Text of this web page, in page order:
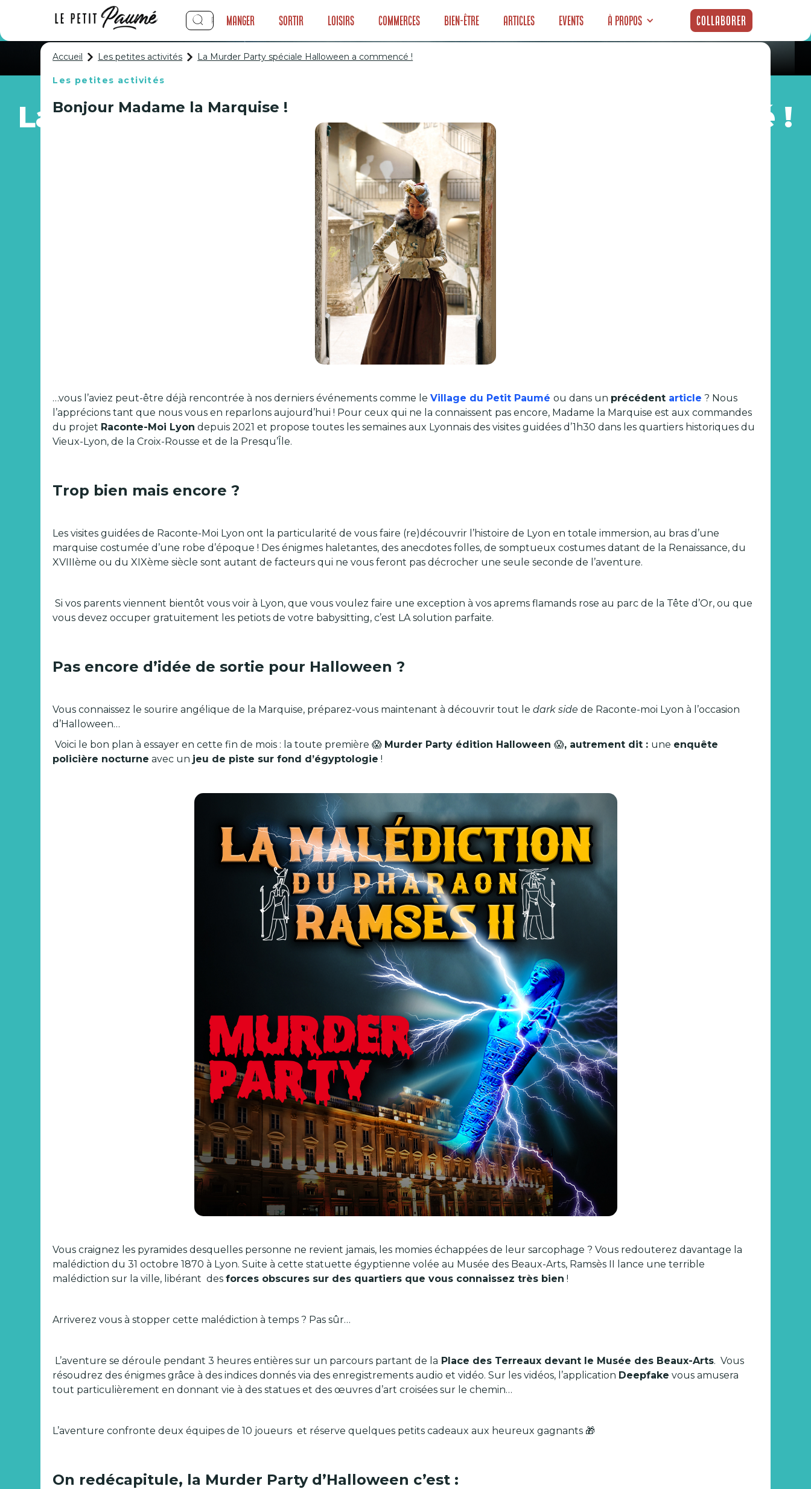
Manger Sortir Loisirs Commerces Bien-être Articles Events À propos Collaborer
La Murder Party spéciale Halloween a commencé !
Accueil Les petites activités La Murder Party spéciale Halloween a commencé !
Les petites activités
Bonjour Madame la Marquise !
…vous l’aviez peut-être déjà rencontrée à nos derniers événements comme leVillage du Petit Paumé ou dans un précédent article ? Nous
l’apprécions tant que nous vous en reparlons aujourd’hui ! Pour ceux qui ne la connaissent pas encore, Madame la Marquise est aux commandes
du projet Raconte-Moi Lyon depuis 2021 et propose toutes les semaines aux Lyonnais des visites guidées d’1h30 dans les quartiers historiques du
Vieux-Lyon, de la Croix-Rousse et de la Presqu’Île.
Trop bien mais encore ?
Les visites guidées de Raconte-Moi Lyon ont la particularité de vous faire (re)découvrir l’histoire de Lyon en totale immersion, au bras d’une
marquise costumée d’une robe d’époque ! Des énigmes haletantes, des anecdotes folles, de somptueux costumes datant de la Renaissance, du
XVIIIème ou du XIXème siècle sont autant de facteurs qui ne vous feront pas décrocher une seule seconde de l’aventure.
Si vos parents viennent bientôt vous voir à Lyon, que vous voulez faire une exception à vos aprems flamands rose au parc de la Tête d’Or, ou que
vous devez occuper gratuitement les petiots de votre babysitting, c’est LA solution parfaite.
Pas encore d’idée de sortie pour Halloween ?
Vous connaissez le sourire angélique de la Marquise, préparez-vous maintenant à découvrir tout ledark side de Raconte-moi Lyon à l’occasion
d’Halloween…
Voici le bon plan à essayer en cette fin de mois : la toute première 😱 Murder Party édition Halloween😱, autrement dit : une enquête
policière nocturne avec un jeu de piste sur fond d’égyptologie !
Vous craignez les pyramides desquelles personne ne revient jamais, les momies échappées de leur sarcophage ? Vous redouterez davantage la
malédiction du 31 octobre 1870 à Lyon. Suite à cette statuette égyptienne volée au Musée des Beaux-Arts, Ramsès II lance une terrible
malédiction sur la ville, libérant desforces obscures sur des quartiers que vous connaissez très bien !
Arriverez vous à stopper cette malédiction à temps ? Pas sûr…
L’aventure se déroule pendant 3 heures entières sur un parcours partant de la Place des Terreaux devant le Musée des Beaux-Arts. Vous
résoudrez des énigmes grâce à des indices donnés via des enregistrements audio et vidéo. Sur les vidéos, l’application Deepfake vous amusera
tout particulièrement en donnant vie à des statues et des œuvres d’art croisées sur le chemin…
L’aventure confronte deux équipes de 10 joueurs et réserve quelques petits cadeaux aux heureux gagnants 🎁
On redécapitule, la Murder Party d’Halloween c’est :